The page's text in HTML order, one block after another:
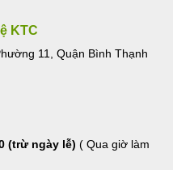
KTC
11, Quận Bình Thạnh
(trừ ngày lễ) ( Qua giờ làm